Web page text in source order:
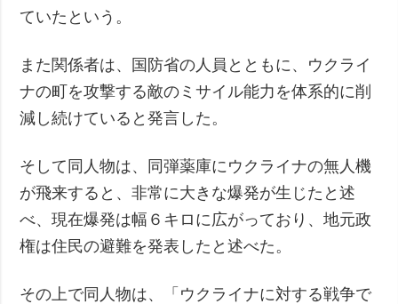
ていたという。
また関係者は、国防省の人員とともに、ウクライ
ナの町を攻撃する敵のミサイル能力を体系的に削
減し続けていると発言した。
そして同人物は、同弾薬庫にウクライナの無人機
が飛来すると、非常に大きな爆発が生じたと述
べ、現在爆発は幅６キロに広がっており、地元政
権は住民の避難を発表したと述べた。
その上で同人物は、「ウクライナに対する戦争で